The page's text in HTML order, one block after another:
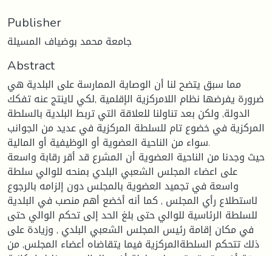
Publisher
جامعة محمد بوضياف المسيلة
Abstract
مما سبق يتضح لنا أن الوصاية الممارسة على البلدية هي
ضرورة يفرضها نظام اللامركزية الإقلمية ,لكي لاينتج عنه تفكك
الدولة, ولكن بعد تناولنا للعلاقة التي تربط البلدية بالسلطة
المركزية في خضوع تام للسلطة المركزية في عديد من الجوانب
سواء من الناحية العضوية أو الوظيفية أو المالية.
حيث وجدنا من الناحية العضوية أن المشرع قد أقر رقابة واسعة
على اعضاء المجلس الشعبي البلدي بمنحه للوالي سلطة
واسعة في تجميد العضوية بالمجلس دون إلزامه بالرجوع
لاستطلاع رأي المجلس , كما أنه أخضع أهم منصب في البلدية
للسلطة الرئاسية للوالي حتى بلغ الحد إلى تحكم الوالي حتى
في مكان إقامة رئيس المجلس الشعبي البلدي , وزيادة على
ذلك تتحكم السلطةالمركزية فيما يتقاضاه أعضاء المجلس, من